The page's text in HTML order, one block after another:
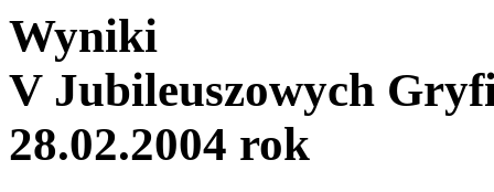
Wyniki
V Jubileuszowych
28.02.2004 rok